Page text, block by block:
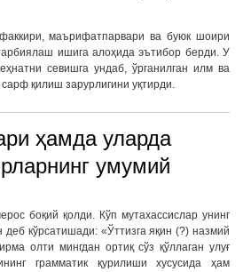
маърифатпарвари ва буюк шоири
ишига алоҳида эътибор берди. У
севишга ундаб, ўрганилган илм ва
қилиш зарурлигини уқтирди.
ҳамда уларда
умумий
боқий қолди. Кўп мутахассислар унинг
деб кўрсатишади: «Ўттизга яқин (?) назмий
олти мингдан ортиқ сўз қўллаган улуғ
грамматик қурилиши хусусида ҳам